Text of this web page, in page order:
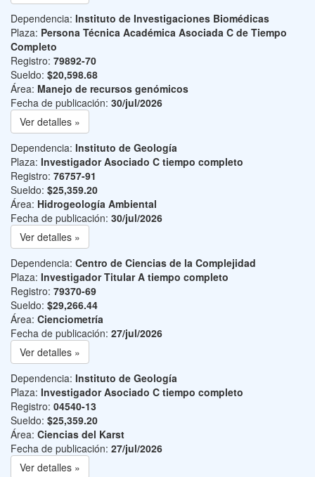
Dependencia: Instituto de Investigaciones Biomédicas
Plaza: Persona Técnica Académica Asociada C de Tiempo
Completo
Registro: 79892-70
Sueldo: $20,598.68
Área: Manejo de recursos genómicos
Fecha de publicación: 30/jul/2026
Ver detalles »
Dependencia: Instituto de Geología
Plaza: Investigador Asociado C tiempo completo
Registro: 76757-91
Sueldo: $25,359.20
Área: Hidrogeología Ambiental
Fecha de publicación: 30/jul/2026
Ver detalles »
Dependencia: Centro de Ciencias de la Complejidad
Plaza: Investigador Titular A tiempo completo
Registro: 79370-69
Sueldo: $29,266.44
Área: Cienciometría
Fecha de publicación: 27/jul/2026
Ver detalles »
Dependencia: Instituto de Geología
Plaza: Investigador Asociado C tiempo completo
Registro: 04540-13
Sueldo: $25,359.20
Área: Ciencias del Karst
Fecha de publicación: 27/jul/2026
Ver detalles »